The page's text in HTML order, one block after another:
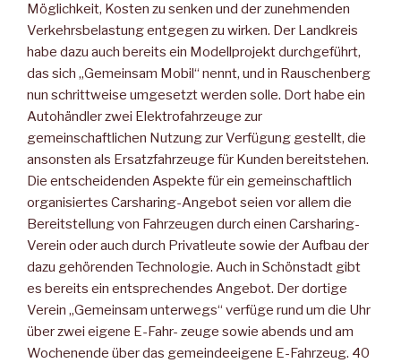
Möglichkeit, Kosten zu senken und der zunehmenden
Verkehrsbelastung entgegen zu wirken. Der Landkreis
habe dazu auch bereits ein Modellprojekt durchgeführt,
das sich „Gemeinsam Mobil“ nennt, und in Rauschenberg
nun schrittweise umgesetzt werden solle. Dort habe ein
Autohändler zwei Elektrofahrzeuge zur
gemeinschaftlichen Nutzung zur Verfügung gestellt, die
ansonsten als Ersatzfahrzeuge für Kunden bereitstehen.
Die entscheidenden Aspekte für ein gemeinschaftlich
organisiertes Carsharing-Angebot seien vor allem die
Bereitstellung von Fahrzeugen durch einen Carsharing-
Verein oder auch durch Privatleute sowie der Aufbau der
dazu gehörenden Technologie. Auch in Schönstadt gibt
es bereits ein entsprechendes Angebot. Der dortige
Verein „Gemeinsam unterwegs“ verfüge rund um die Uhr
über zwei eigene E-Fahr- zeuge sowie abends und am
Wochenende über das gemeindeeigene E-Fahrzeug. 40